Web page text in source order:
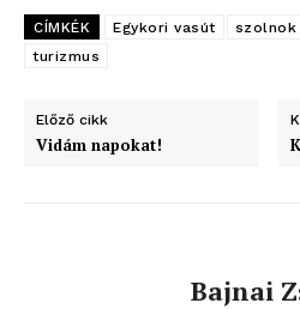
CÍMKÉK Egykori vasút szolnok
turizmus
Előző cikk
Vidám napokat!
Bajnai